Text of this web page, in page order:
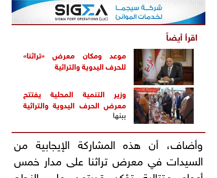
اقرأ أيضاً
موعد ومكان معرض «تراثنا»
للحرف اليدوية والتراثية
وزير التنمية المحلية يفتتح
معرضالحرف اليدوية والتراثية
ببنها
وأضاف، أن هذه المشاركة الإيجابية من
السيدات في معرض تراثنا على مدار خمس